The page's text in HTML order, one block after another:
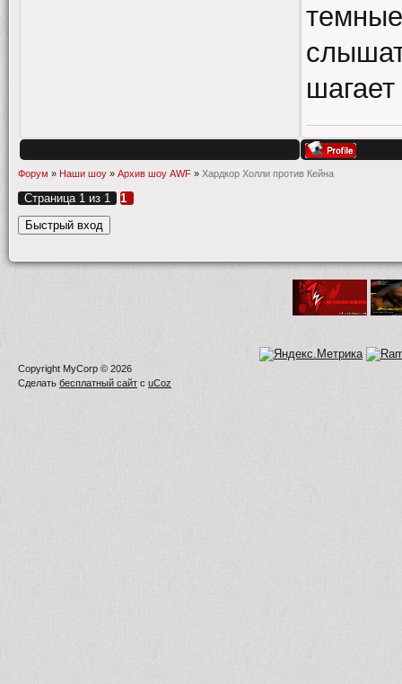
Форум » Наши шоу » Архив шоу AWF » Хардкор Холли против Кейна
Страница 1 из 1 1
Copyright MyCorp © 2026
Сделать бесплатный сайт с uCoz